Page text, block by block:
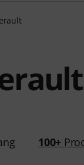
100+